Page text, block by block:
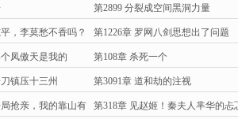
第2899 分裂成空间黑洞力量
，李莫愁不香吗？ 第1226章 罗网八剑思想出了问题
凤傲天是我的 第108章 杀死一个
镇压十三州 第3091章 道和劫的注视
抢亲，我的靠山有 第318章 见赵姬！秦夫人芈华的忐